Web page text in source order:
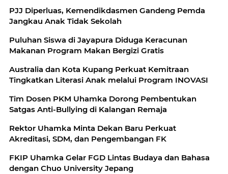
PJJ Diperluas, Kemendikdasmen Gandeng Pemda
Jangkau Anak Tidak Sekolah
Puluhan Siswa di Jayapura Diduga Keracunan
Makanan Program Makan Bergizi Gratis
Australia dan Kota Kupang Perkuat Kemitraan
Tingkatkan Literasi Anak melalui Program INOVASI
Tim Dosen PKM Uhamka Dorong Pembentukan
Satgas Anti-Bullying di Kalangan Remaja
Rektor Uhamka Minta Dekan Baru Perkuat
Akreditasi, SDM, dan Pengembangan FK
FKIP Uhamka Gelar FGD Lintas Budaya dan Bahasa
dengan Chuo University Jepang